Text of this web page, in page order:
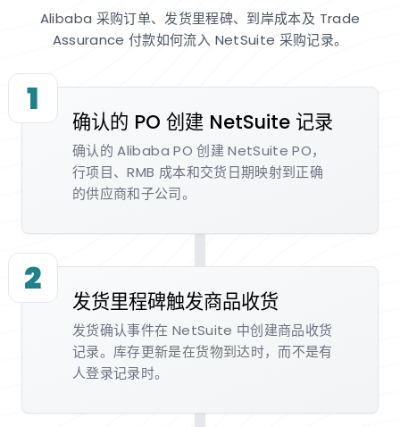
Alibaba 采购订单、发货里程碑、到岸成本及 Trade
Assurance 付款如何流入 NetSuite 采购记录。
1
确认的 PO 创建 NetSuite 记录
确认的 Alibaba PO 创建 NetSuite PO，
行项目、RMB 成本和交货日期映射到正确
的供应商和子公司。
2
发货里程碑触发商品收货
发货确认事件在 NetSuite 中创建商品收货
记录。库存更新是在货物到达时，而不是有
人登录记录时。